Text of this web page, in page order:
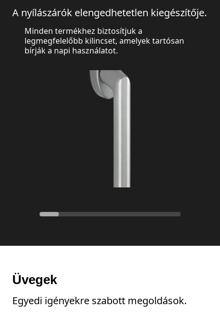
A nyílászárók elengedhetetlen kiegészítője.
Minden termékhez biztosítjuk a
legmegfelelőbb kilincset, amelyek tartósan
bírják a napi használatot.
Üvegek
Egyedi igényekre szabott megoldások.